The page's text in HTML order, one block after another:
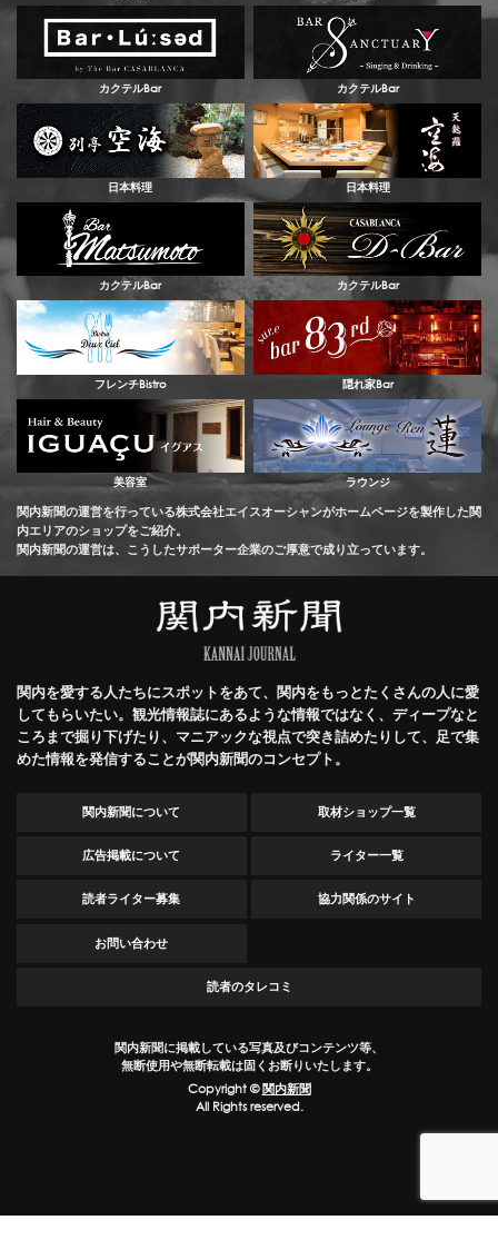
カクテルBar カクテルBar
日本料理 日本料理
カクテルBar カクテルBar
フレンチBistro 隠れ家Bar
美容室 ラウンジ
関内新聞の運営を行っている株式会社エイスオーシャンがホームページを製作した関
内エリアのショップをご紹介。
関内新聞の運営は、こうしたサポーター企業のご厚意で成り立っています。
関内を愛する人たちにスポットをあて、関内をもっとたくさんの人に愛
してもらいたい。観光情報誌にあるような情報ではなく、ディープなと
ころまで掘り下げたり、マニアックな視点で突き詰めたりして、足で集
めた情報を発信することが関内新聞のコンセプト。
関内新聞について 取材ショップ一覧
広告掲載について ライター一覧
読者ライター募集 協力関係のサイト
お問い合わせ
読者のタレコミ
関内新聞に掲載している写真及びコンテンツ等、
無断使用や無断転載は固くお断りいたします。
Copyright ©関内新聞
All Rights reserved.